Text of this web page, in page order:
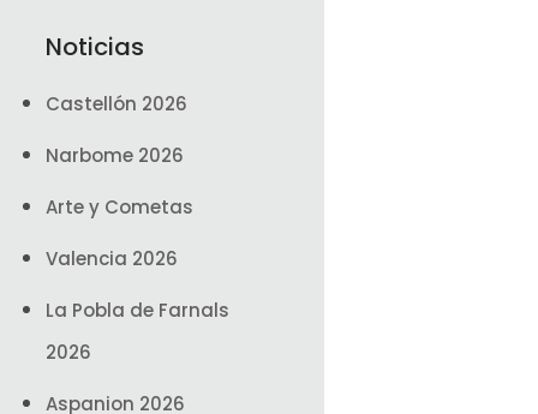
Noticias
Castellón 2026
Narbome 2026
Arte y Cometas
Valencia 2026
La Pobla de Farnals
2026
Aspanion 2026